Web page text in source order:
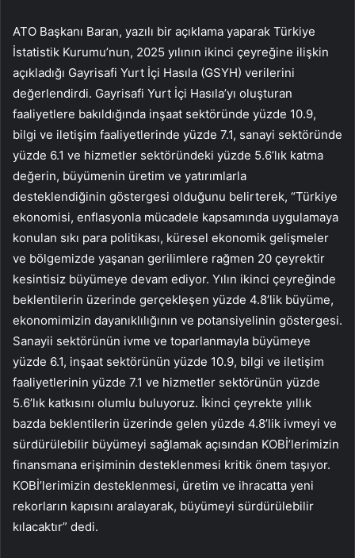
ATO Başkanı Baran, yazılı bir açıklama yaparak Türkiye
İstatistik Kurumu’nun, 2025 yılının ikinci çeyreğine ilişkin
açıkladığı Gayrisafi Yurt İçi Hasıla (GSYH) verilerini
değerlendirdi. Gayrisafi Yurt İçi Hasıla’yı oluşturan
faaliyetlere bakıldığında inşaat sektöründe yüzde 10.9,
bilgi ve iletişim faaliyetlerinde yüzde 7.1, sanayi sektöründe
yüzde 6.1 ve hizmetler sektöründeki yüzde 5.6’lık katma
değerin, büyümenin üretim ve yatırımlarla
desteklendiğinin göstergesi olduğunu belirterek, “Türkiye
ekonomisi, enflasyonla mücadele kapsamında uygulamaya
konulan sıkı para politikası, küresel ekonomik gelişmeler
ve bölgemizde yaşanan gerilimlere rağmen 20 çeyrektir
kesintisiz büyümeye devam ediyor. Yılın ikinci çeyreğinde
beklentilerin üzerinde gerçekleşen yüzde 4.8’lik büyüme,
ekonomimizin dayanıklılığının ve potansiyelinin göstergesi.
Sanayii sektörünün ivme ve toparlanmayla büyümeye
yüzde 6.1, inşaat sektörünün yüzde 10.9, bilgi ve iletişim
faaliyetlerinin yüzde 7.1 ve hizmetler sektörünün yüzde
5.6’lık katkısını olumlu buluyoruz. İkinci çeyrekte yıllık
bazda beklentilerin üzerinde gelen yüzde 4.8’lik ivmeyi ve
sürdürülebilir büyümeyi sağlamak açısından KOBİ’lerimizin
finansmana erişiminin desteklenmesi kritik önem taşıyor.
KOBİ’lerimizin desteklenmesi, üretim ve ihracatta yeni
rekorların kapısını aralayarak, büyümeyi sürdürülebilir
kılacaktır” dedi.